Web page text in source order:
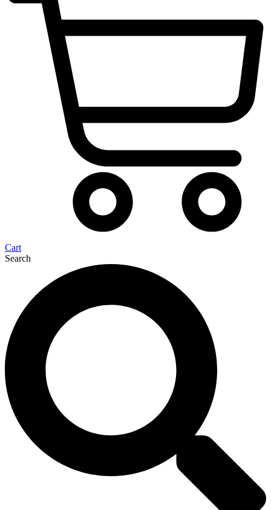
Cart
Search